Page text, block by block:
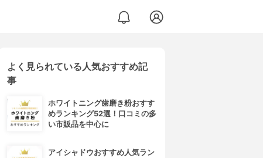
よく見られている人気おすすめ記
事
ホワイトニング歯磨き粉おすす
めランキング52選！口コミの多
い市販品を中心に
アイシャドウおすすめ人気ラン